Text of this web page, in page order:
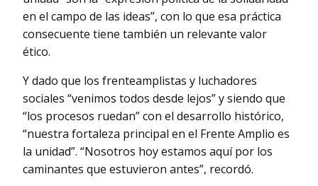
en el campo de las ideas”, con lo que esa práctica
consecuente tiene también un relevante valor
ético.
Y dado que los frenteamplistas y luchadores
sociales “venimos todos desde lejos” y siendo que
“los procesos ruedan” con el desarrollo histórico,
“nuestra fortaleza principal en el Frente Amplio es
la unidad”. “Nosotros hoy estamos aquí por los
caminantes que estuvieron antes”, recordó.